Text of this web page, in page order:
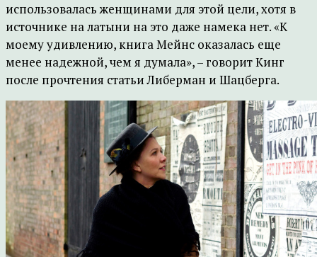
использовалась женщинами для этой цели, хотя в
источнике на латыни на это даже намека нет. «К
моему удивлению, книга Мейнс оказалась еще
менее надежной, чем я думала», – говорит Кинг
после прочтения статьи Либерман и Шацберга.